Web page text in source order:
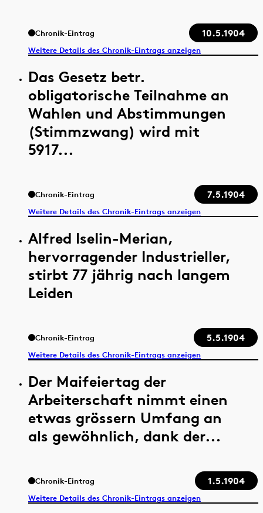
Chronik-Eintrag 10.5.1904
Weitere Details des Chronik-Eintrags anzeigen
Das Gesetz betr.
obligatorische Teilnahme an
Wahlen und Abstimmungen
(Stimmzwang) wird mit
5917...
Chronik-Eintrag 7.5.1904
Weitere Details des Chronik-Eintrags anzeigen
Alfred IseIin-Merian,
hervorragender Industrieller,
stirbt 77 jährig nach langem
Leiden
Chronik-Eintrag 5.5.1904
Weitere Details des Chronik-Eintrags anzeigen
Der Maifeiertag der
Arbeiterschaft nimmt einen
etwas grössern Umfang an
als gewöhnlich, dank der...
Chronik-Eintrag 1.5.1904
Weitere Details des Chronik-Eintrags anzeigen